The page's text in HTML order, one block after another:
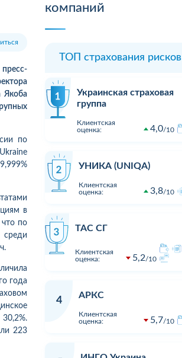
Якоба
по
в
что по
среди
года
223
компаний
ТОП страхования рисков
Украинская страховая
группа
Клиентская
оценка:
4,0 10
УНИКА (UNIQA)
Клиентская
оценка:
3,8 10
ТАС СГ
Клиентская
оценка:
5,2 10
4
АРКС
Клиентская
оценка:
5,7 10